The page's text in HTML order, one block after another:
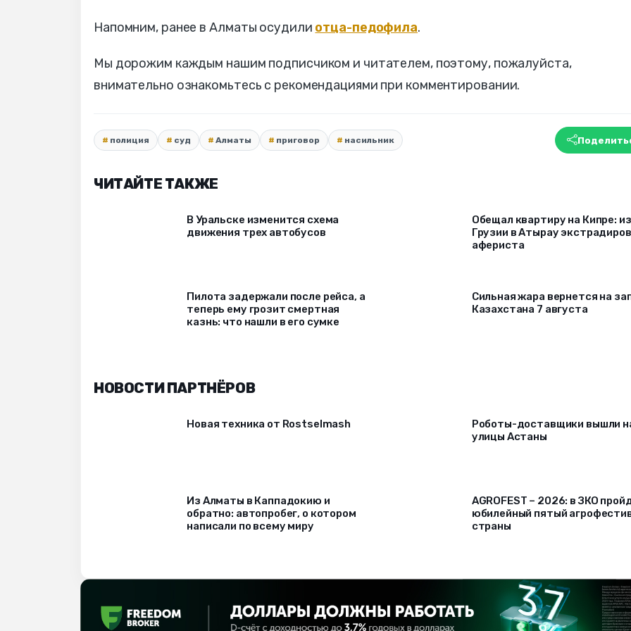
Напомним, ранее в Алматы осудили отца-педофила.
Мы дорожим каждым нашим подписчиком и читателем, поэтому, пожалуйста,
внимательно ознакомьтесь с рекомендациями при комментировании.
полиция суд Алматы приговор насильник
ЧИТАЙТЕ ТАКЖЕ
В Уральске изменится схема
движения трех автобусов
Обещал квартиру на Кипре: из
Грузии в Атырау
афериста
Пилота задержали после рейса, а
теперь ему грозит смертная
казнь: что нашли в его сумке
Сильная жара вернется на
Казахстана 7 августа
НОВОСТИ ПАРТНЁРОВ
Новая техника от Rostselmash
Роботы-доставщики вышли
улицы Астаны
Из Алматы в Каппадокию и
обратно: автопробег, о котором
написали по всему миру
AGROFEST – 2026: в ЗКО
юбилейный пятый
страны